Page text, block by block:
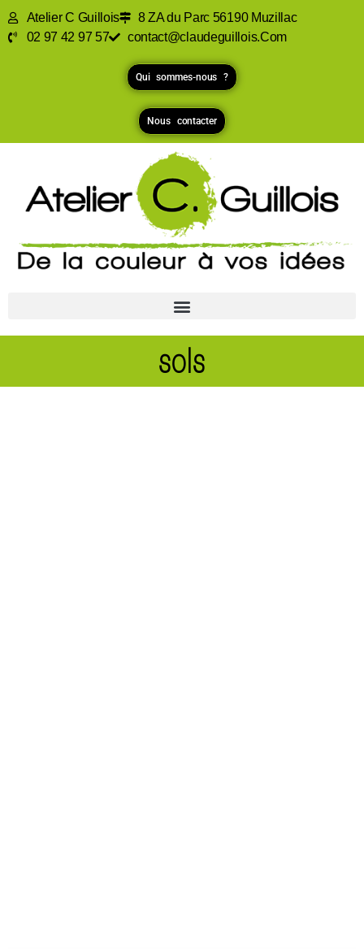
Atelier C Guillois
8 ZA du Parc 56190 Muzillac
02 97 42 97 57
contact@claudeguillois.Com
Qui sommes-nous ?
Nous contacter
sols